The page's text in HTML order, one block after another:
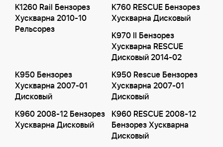
K1260 Rail Бензорез
Хускварна 2010-10
Рельсорез
K760 RESCUE Бензорез
Хускварна Дисковый
K970 II Бензорез
Хускварна RESCUE
Дисковый 2014-02
K950 Бензорез
Хускварна 2007-01
Дисковый
K950 Rescue Бензорез
Хускварна 2007-01
Дисковый
K960 2008-12 Бензорез
Хускварна Дисковый
K960 RESCUE 2008-12
Бензорез Хускварна
Дисковый